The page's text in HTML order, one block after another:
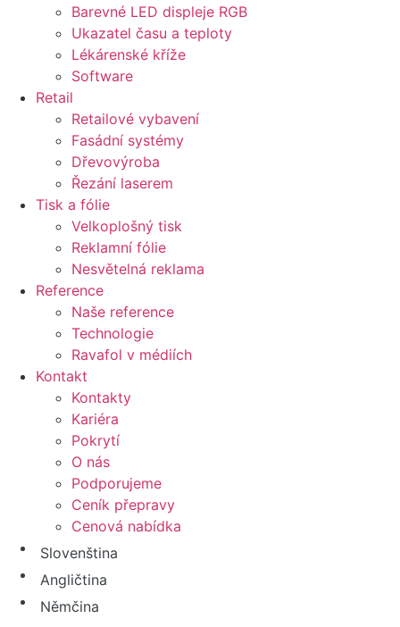
Barevné LED displeje RGB
Ukazatel času a teploty
Lékárenské kříže
Software
Retail
Retailové vybavení
Fasádní systémy
Dřevovýroba
Řezání laserem
Tisk a fólie
Velkoplošný tisk
Reklamní fólie
Nesvětelná reklama
Reference
Naše reference
Technologie
Ravafol v médiích
Kontakt
Kontakty
Kariéra
Pokrytí
O nás
Podporujeme
Ceník přepravy
Cenová nabídka
Slovenština
Angličtina
Němčina